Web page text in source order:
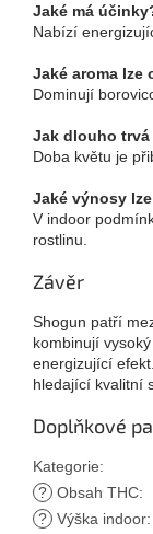
Jaké má
Nabízí
Jaké aroma lze
Dominují
Jak dlouho trvá
Doba květu je
Jaké výnosy
V indoor
rostlinu.
Závěr
Shogun patří
kombinují
energizující
hledající kvalitní
Doplňkové
Kategorie:
? Obsah THC:
? Výška indoor: